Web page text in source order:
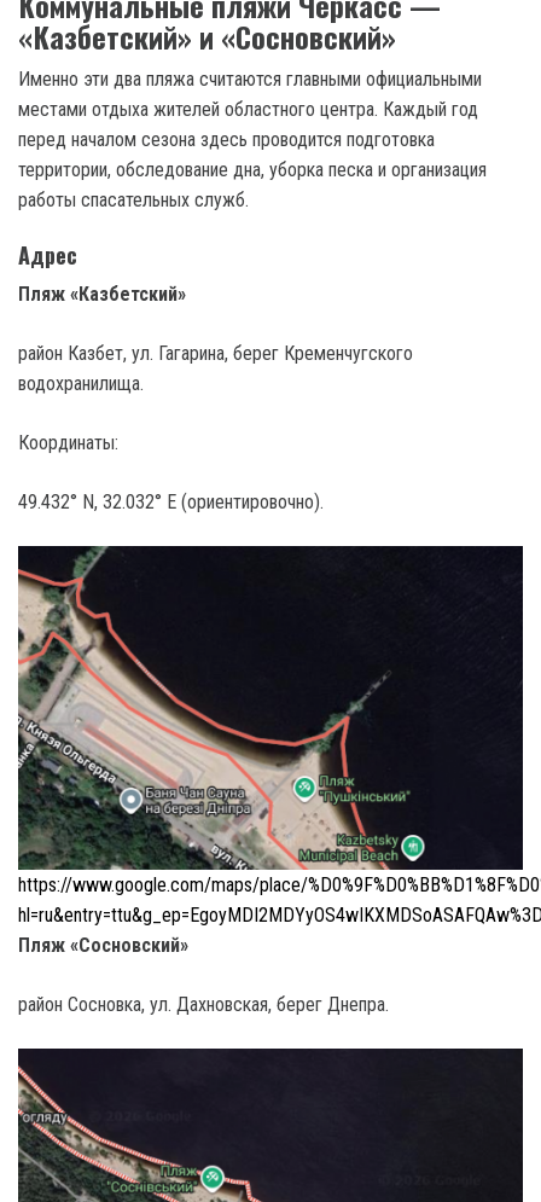
«Казбетский» и «Сосновский»
Именно эти два пляжа считаются главными официальными
местами отдыха жителей областного центра. Каждый год
перед началом сезона здесь проводится подготовка
территории, обследование дна, уборка песка и организация
работы спасательных служб.
Адрес
Пляж «Казбетский»
район Казбет, ул. Гагарина, берег Кременчугского
водохранилища.
Координаты:
49.432° N, 32.032° E (ориентировочно).
https://www.google.com/maps/place/
Пляж «Сосновский»
район Сосновка, ул. Дахновская, берег Днепра.